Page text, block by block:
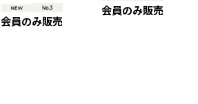
会員のみ販売
会員のみ販売